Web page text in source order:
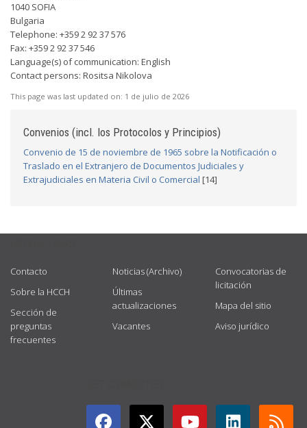
1040 SOFIA
Bulgaria
Telephone: +359 2 92 37 576
Fax: +359 2 92 37 546
Language(s) of communication: English
Contact persons: Rositsa Nikolova
This page was last updated on: 1 de julio de 2026
Convenios (incl. los Protocolos y Principios)
Convenio de 15 de noviembre de 1965 sobre la Notificación o
Traslado en el Extranjero de Documentos Judiciales y
Extrajudiciales en Materia Civil o Comercial [14]
Contacto
Sobre la HCCH
Sección de
preguntas
frecuentes
Noticias (Archivo)
Últimas
actualizaciones
Vacantes
Convocatorias de
licitación
Mapa del sitio
Aviso jurídico